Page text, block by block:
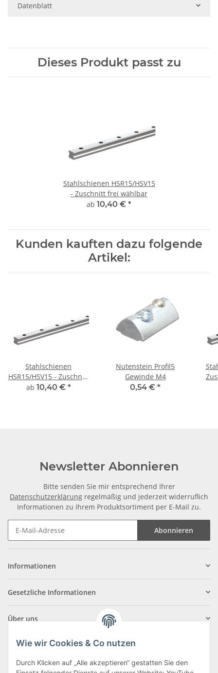
Datenblatt
Dieses Produkt passt zu
Stahlschienen HSR15/HSV15
- Zuschnitt frei wählbar
ab 10,40 € *
Kunden kauften dazu folgende
Artikel:
Stahlschienen
HSR15/HSV15 - Zuschnitt
frei wählbar
ab 10,40 € *
Nutenstein Profil5
Gewinde M4
0,54 € *
Newsletter Abonnieren
Bitte senden Sie mir entsprechend Ihrer
Datenschutzerklärung regelmäßig und jederzeit widerruflich
Informationen zu Ihrem Produktsortiment per E-Mail zu.
Abonnieren
Informationen
Gesetzliche Informationen
Über uns
Wie wir Cookies & Co nutzen
Durch Klicken auf „Alle akzeptieren“ gestatten Sie den